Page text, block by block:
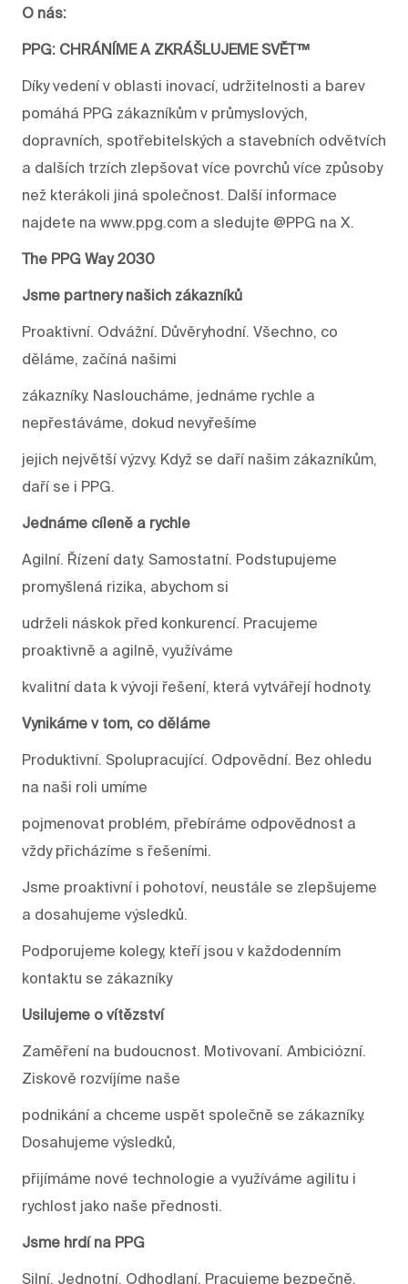
O nás:
PPG: CHRÁNÍME A ZKRÁŠLUJEME SVĚT™
Díky vedení v oblasti inovací, udržitelnosti a barev
pomáhá PPG zákazníkům v průmyslových,
dopravních, spotřebitelských a stavebních odvětvích
a dalších trzích zlepšovat více povrchů více způsoby
než kterákoli jiná společnost. Další informace
najdete na www.ppg.com a sledujte @PPG na X.
The PPG Way 2030
Jsme partnery našich zákazníků
Proaktivní. Odvážní. Důvěryhodní. Všechno, co
děláme, začíná našimi
zákazníky. Nasloucháme, jednáme rychle a
nepřestáváme, dokud nevyřešíme
jejich největší výzvy. Když se daří našim zákazníkům,
daří se i PPG.
Jednáme cíleně a rychle
Agilní. Řízení daty. Samostatní. Podstupujeme
promyšlená rizika, abychom si
udrželi náskok před konkurencí. Pracujeme
proaktivně a agilně, využíváme
kvalitní data k vývoji řešení, která vytvářejí hodnoty.
Vynikáme v tom, co děláme
Produktivní. Spolupracující. Odpovědní. Bez ohledu
na naši roli umíme
pojmenovat problém, přebíráme odpovědnost a
vždy přicházíme s řešeními.
Jsme proaktivní i pohotoví, neustále se zlepšujeme
a dosahujeme výsledků.
Podporujeme kolegy, kteří jsou v každodenním
kontaktu se zákazníky
Usilujeme o vítězství
Zaměření na budoucnost. Motivovaní. Ambiciózní.
Ziskově rozvíjíme naše
podnikání a chceme uspět společně se zákazníky.
Dosahujeme výsledků,
přijímáme nové technologie a využíváme agilitu i
rychlost jako naše přednosti.
Jsme hrdí na PPG
Silní. Jednotní. Odhodlaní. Pracujeme bezpečně,